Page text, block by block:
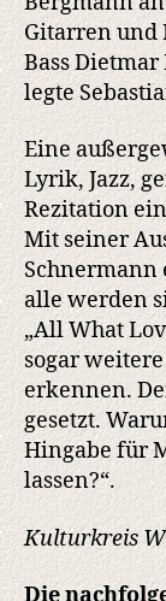
Gitarren und
Bass
legte
Eine
Lyrik, Jazz,
Rezitation
Mit seiner
Schnermann
alle werden
„All What
sogar
erkennen.
gesetzt.
Hingabe für
lassen?“.
Kulturkreis